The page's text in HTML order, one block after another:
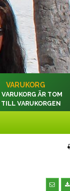
VARUKORG
ÄR TOM
TILL VARUKORGEN